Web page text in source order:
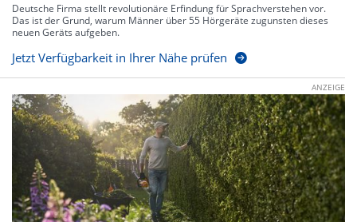
Deutsche Firma stellt revolutionäre Erfindung für Sprachverstehen vor.
Das ist der Grund, warum Männer über 55 Hörgeräte zugunsten dieses
neuen Geräts aufgeben.
Jetzt Verfügbarkeit in Ihrer Nähe prüfen
ANZEIGE